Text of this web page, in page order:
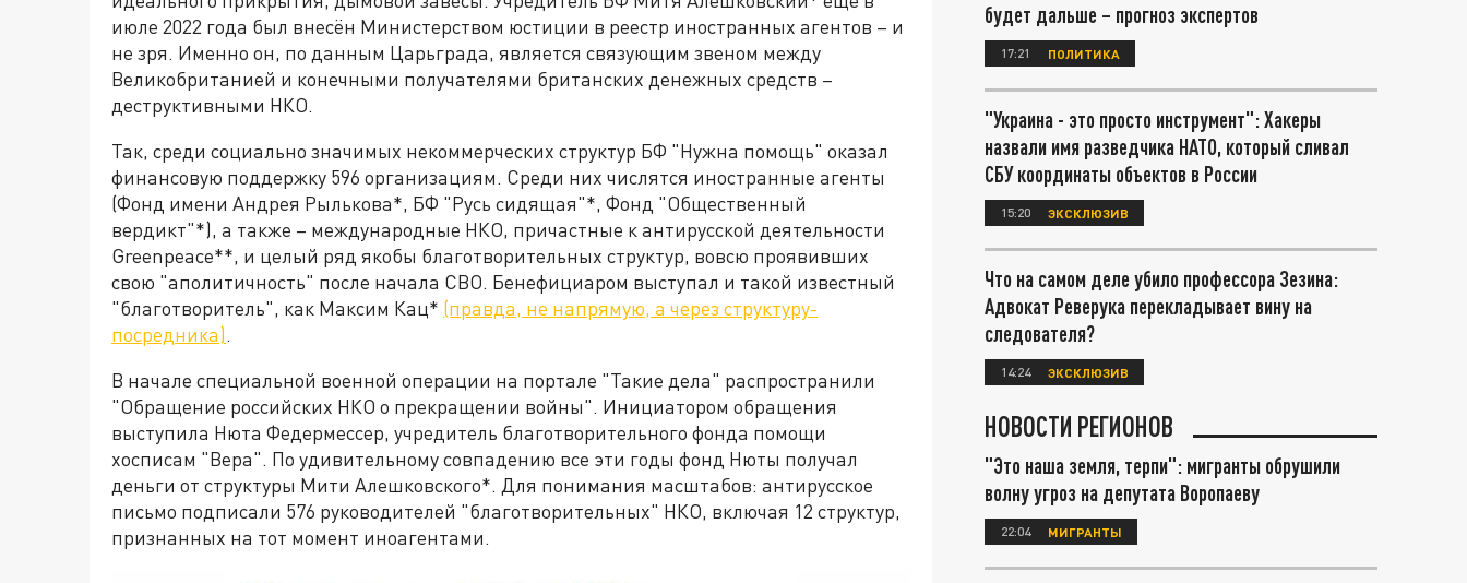
июле 2022 года был внесён Министерством юстиции в реестр иностранных агентов – и
не зря. Именно он, по данным Царьграда, является связующим звеном между
Великобританией и конечными получателями британских денежных средств –
деструктивными НКО.
Так, среди социально значимых некоммерческих структур БФ "Нужна помощь" оказал
финансовую поддержку 596 организациям. Среди них числятся иностранные агенты
(Фонд имени Андрея Рылькова*, БФ "Русь сидящая"*, Фонд "Общественный
вердикт"*), а также – международные НКО, причастные к антирусской деятельности
Greenpeace**, и целый ряд якобы благотворительных структур, вовсю проявивших
свою "аполитичность" после начала СВО. Бенефициаром выступал и такой известный
"благотворитель", как Максим Кац* (правда, не напрямую, а через структуру-
посредника).
В начале специальной военной операции на портале "Такие дела" распространили
"Обращение российских НКО о прекращении войны". Инициатором обращения
выступила Нюта Федермессер, учредитель благотворительного фонда помощи
хосписам "Вера". По удивительному совпадению все эти годы фонд Нюты получал
деньги от структуры Мити Алешковского*. Для понимания масштабов: антирусское
письмо подписали 576 руководителей "благотворительных" НКО, включая 12 структур,
признанных на тот момент иноагентами.
будет дальше – прогноз экспертов
17:21 ПОЛИТИКА
"Украина - это просто инструмент": Хакеры
назвали имя разведчика НАТО, который сливал
СБУ координаты объектов в России
15:20 ЭКСКЛЮЗИВ
Что на самом деле убило профессора Зезина:
Адвокат Реверука перекладывает вину на
следователя?
14:24 ЭКСКЛЮЗИВ
НОВОСТИ РЕГИОНОВ
"Это наша земля, терпи": мигранты обрушили
волну угроз на депутата Воропаеву
22:04 МИГРАНТЫ